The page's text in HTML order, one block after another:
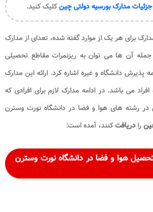
جزئیات مدارک بورسیه دولتی چینکلیک کنید.
برای هر یک از موارد گفته شده، تعدای از مدارک
آن ها می توان به ریزنمرات مقاطع تحصیلی
پذیرش دانشگاه و غیره اشاره کرد. ارائه این مدارک
می باشد. در ادامه مدارک لازم برای افرادی که
در رشته های هوا و فضا در دانشگاه نورت وسترن
را دریافتکنند، آمده است:
هوا و فضا در دانشگاه نورت وسترن